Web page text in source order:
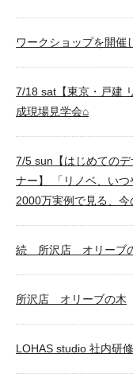
ワークショップを開催
7/18 sat【東京・戸建
成現場見学会⌂
7/5 sun【はじめての
ナー】 「リノベ、いつ
2000万実例で見る、
続 所沢店 オリーブ
所沢店 オリーブの木
LOHAS studio 社内研